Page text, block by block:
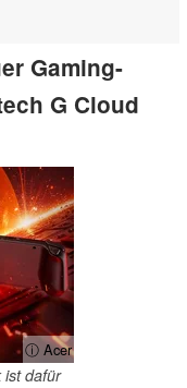
Gaming-
G Cloud
ⓘ Acer
ist dafür